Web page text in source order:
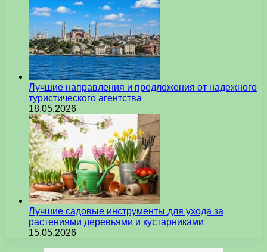
Лучшие направления и предложения от надежного
туристического агентства
18.05.2026
Лучшие садовые инструменты для ухода за
растениями деревьями и кустарниками
15.05.2026